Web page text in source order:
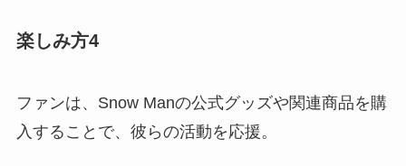
楽しみ方4
ファンは、Snow Manの公式グッズや関連商品を購
入することで、彼らの活動を応援。